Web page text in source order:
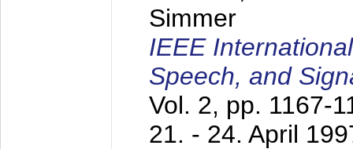
Simmer
IEEE
Speech, and
Vol. 2, pp. 1167-
21. - 24. April